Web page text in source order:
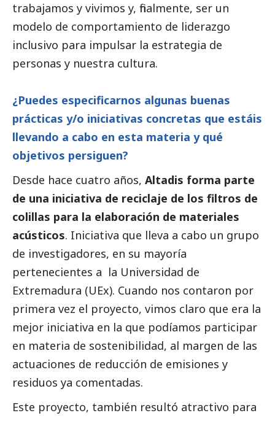
trabajamos y vivimos y, finalmente, ser un
modelo de comportamiento de liderazgo
inclusivo para impulsar la estrategia de
personas y nuestra cultura.
¿Puedes especificarnos algunas buenas
prácticas y/o iniciativas concretas que estáis
llevando a cabo en esta materia y qué
objetivos persiguen?
Desde hace cuatro años, Altadis forma parte
de una iniciativa de reciclaje de los filtros de
colillas para la elaboración de materiales
acústicos. Iniciativa que lleva a cabo un grupo
de investigadores, en su mayoría
pertenecientes a la Universidad de
Extremadura (UEx). Cuando nos contaron por
primera vez el proyecto, vimos claro que era la
mejor iniciativa en la que podíamos participar
en materia de sostenibilidad, al margen de las
actuaciones de reducción de emisiones y
residuos ya comentadas.
Este proyecto, también resultó atractivo para